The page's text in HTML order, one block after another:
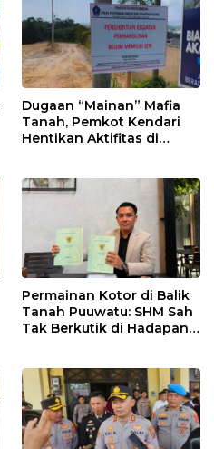
Dugaan “Mainan” Mafia
Tanah, Pemkot Kendari
Hentikan Aktifitas di
Permainan Kotor di Balik
Tanah Puuwatu: SHM Sah
Tak Berkutik di Hadapan